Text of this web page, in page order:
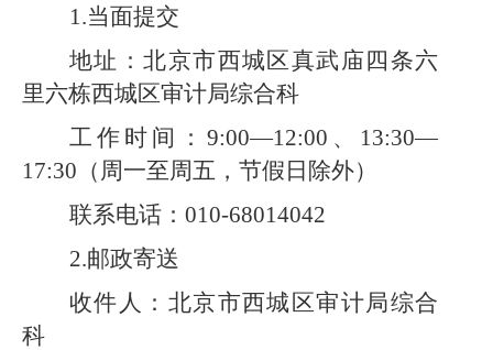
1.当面提交
地址：北京市西城区真武庙四条六
里六栋西城区审计局综合科
工作时间： 9:00—12:00、13:30—
17:30（周一至周五，节假日除外）
联系电话： 010-68014042
2.邮政寄送
收件人：北京市西城区审计局综合
科